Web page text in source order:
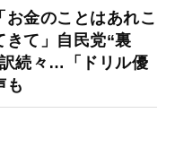
お金のことはあれこ
きて」自民党“裏
続々…「ドリル優
も